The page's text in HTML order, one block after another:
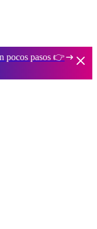
pocos pasos 👉